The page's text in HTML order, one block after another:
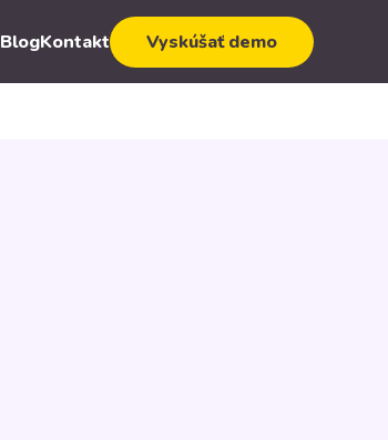
BlogKontakt Vyskúšať demo